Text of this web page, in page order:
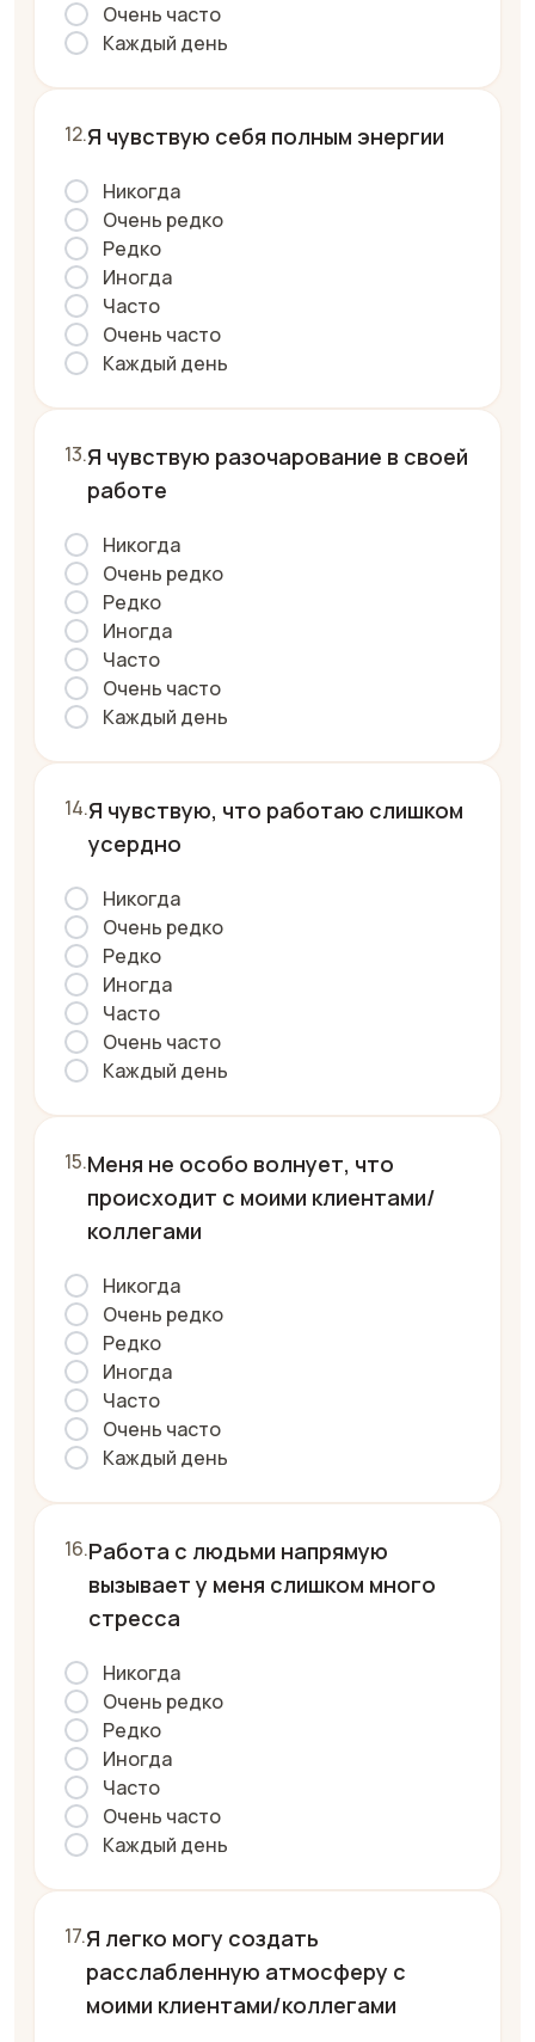
Очень часто
Каждый день
Я чувствую себя полным энергии
Никогда
Очень редко
Редко
Иногда
Часто
Очень часто
Каждый день
Я чувствую разочарование в своей
работе
Никогда
Очень редко
Редко
Иногда
Часто
Очень часто
Каждый день
Я чувствую, что работаю слишком
усердно
Никогда
Очень редко
Редко
Иногда
Часто
Очень часто
Каждый день
Меня не особо волнует, что
происходит с моими клиентами/
коллегами
Никогда
Очень редко
Редко
Иногда
Часто
Очень часто
Каждый день
Работа с людьми напрямую
вызывает у меня слишком много
стресса
Никогда
Очень редко
Редко
Иногда
Часто
Очень часто
Каждый день
Я легко могу создать
расслабленную атмосферу с
моими клиентами/коллегами